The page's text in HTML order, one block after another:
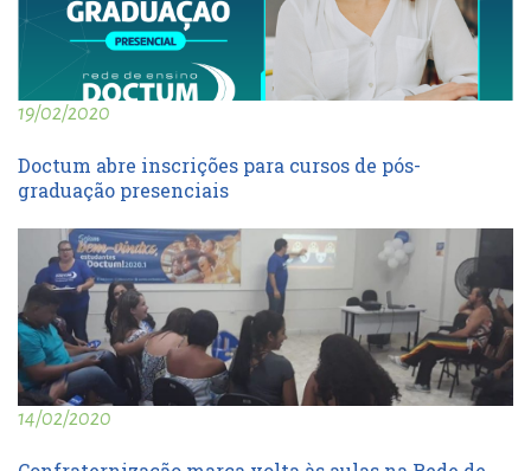
19/02/2020
Doctum abre inscrições para cursos de pós-
graduação presenciais
14/02/2020